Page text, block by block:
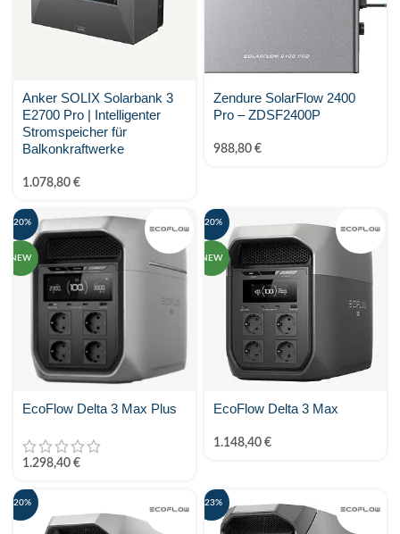
SMA Solar
SOFAR
SOLAX Power
SunFUSE
Sungrow
Sunwoda Energy
Trina Solar
Anker SOLIX Solarbank 3
E2700 Pro | Intelligenter
Stromspeicher für
Balkonkraftwerke
1.078,80 €
Zendure SolarFlow 2400
Pro – ZDSF2400P
988,80 €
-20%
NEW
EcoFlow Delta 3 Max Plus
1.298,40 €
-20%
NEW
EcoFlow Delta 3 Max
1.148,40 €
-20% -23%